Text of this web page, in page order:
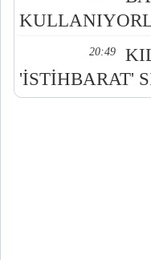
20:49
'İSTİHBARAT'